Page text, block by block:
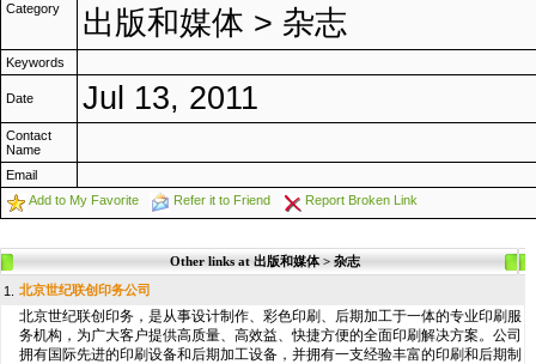
Category 出版和媒体 > 杂志
Keywords
Date Jul 13, 2011
Contact
Name
Email
Add to My Favorite
Refer it to Friend Report Broken Link
Other links at 出版和媒体 > 杂志
1. 北京世纪联创印务公司
北京世纪联创印务，是从事设计制作、彩色印刷、后期加工于一体的专业印刷服
务机构，为广大客户提供高质量、高效益、快捷方便的全面印刷解决方案。公司
拥有国际先进的印刷设备和后期加工设备，并拥有一支经验丰富的印刷和后期制